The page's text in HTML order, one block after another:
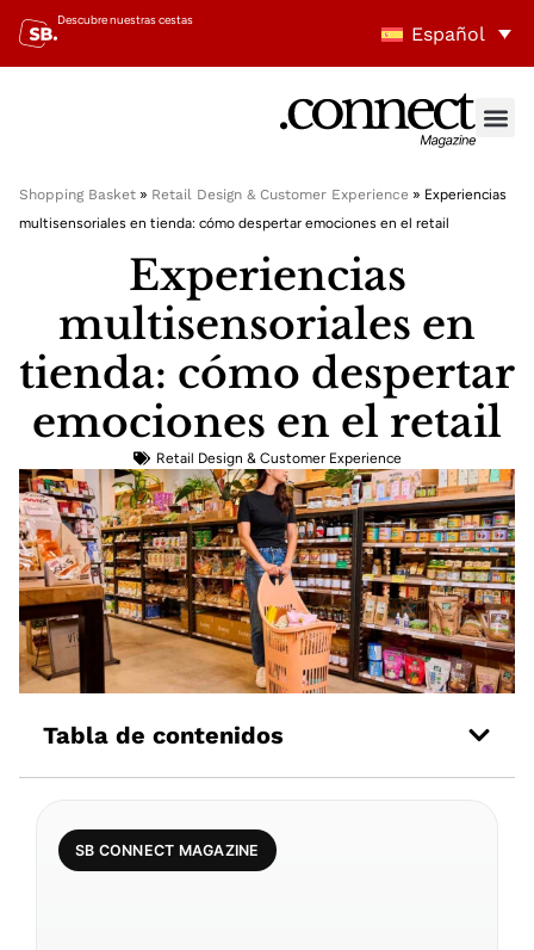
Descubre nuestras cestas
Español
Shopping Basket » Retail Design & Customer Experience » Experiencias
multisensoriales en tienda: cómo despertar emociones en el retail
Experiencias
multisensoriales en
tienda: cómo despertar
emociones en el retail
Retail Design & Customer Experience
Tabla de contenidos
SB CONNECT MAGAZINE